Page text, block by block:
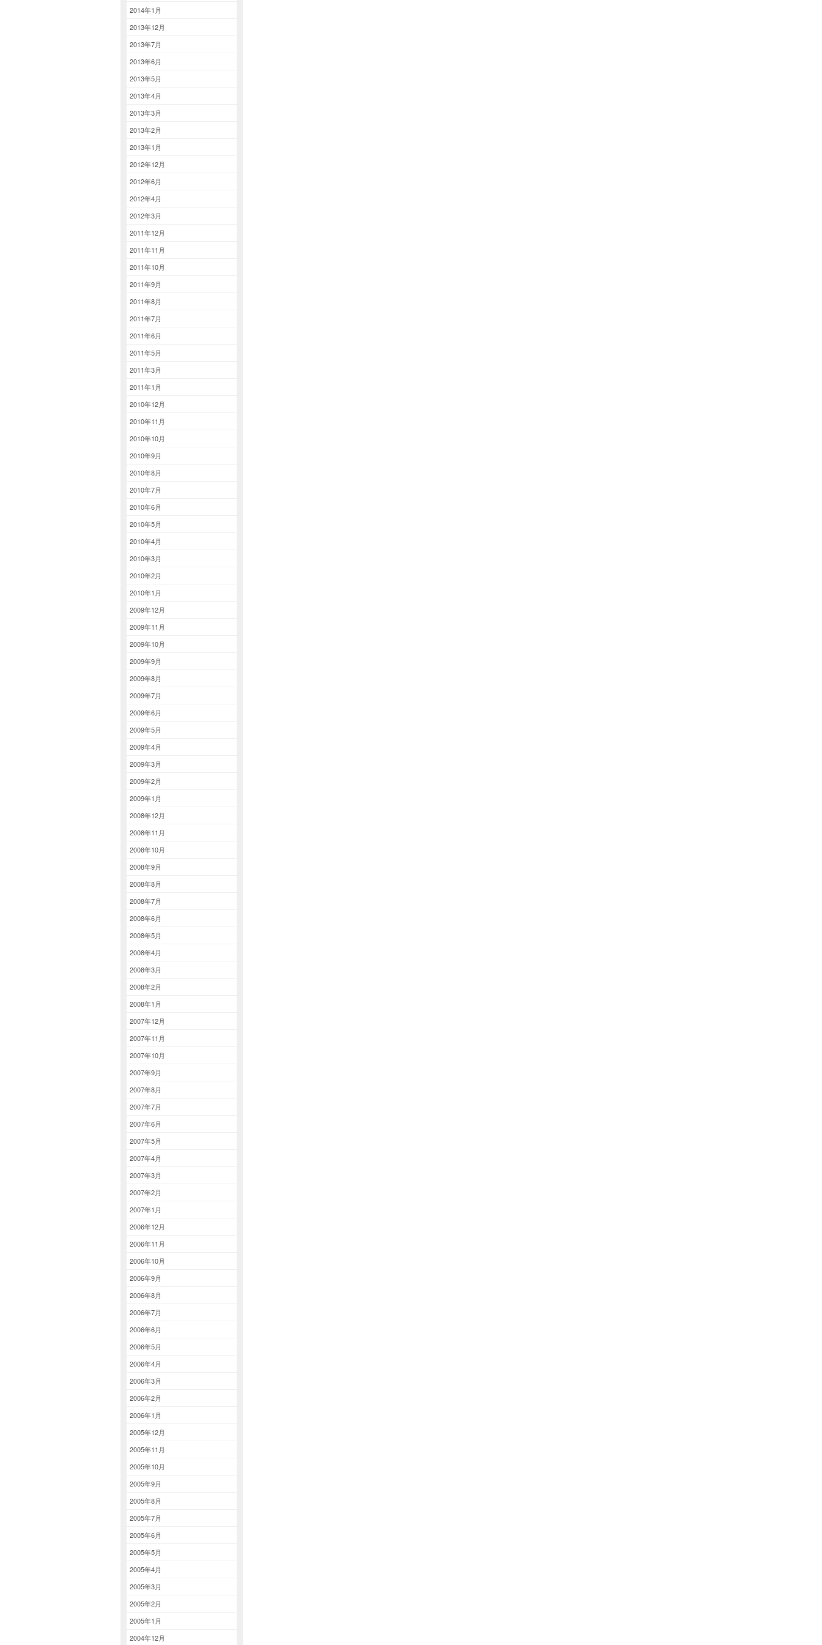
2014年1月
2013年12月
2013年7月
2013年6月
2013年5月
2013年4月
2013年3月
2013年2月
2013年1月
2012年12月
2012年6月
2012年4月
2012年3月
2011年12月
2011年11月
2011年10月
2011年9月
2011年8月
2011年7月
2011年6月
2011年5月
2011年3月
2011年1月
2010年12月
2010年11月
2010年10月
2010年9月
2010年8月
2010年7月
2010年6月
2010年5月
2010年4月
2010年3月
2010年2月
2010年1月
2009年12月
2009年11月
2009年10月
2009年9月
2009年8月
2009年7月
2009年6月
2009年5月
2009年4月
2009年3月
2009年2月
2009年1月
2008年12月
2008年11月
2008年10月
2008年9月
2008年8月
2008年7月
2008年6月
2008年5月
2008年4月
2008年3月
2008年2月
2008年1月
2007年12月
2007年11月
2007年10月
2007年9月
2007年8月
2007年7月
2007年6月
2007年5月
2007年4月
2007年3月
2007年2月
2007年1月
2006年12月
2006年11月
2006年10月
2006年9月
2006年8月
2006年7月
2006年6月
2006年5月
2006年4月
2006年3月
2006年2月
2006年1月
2005年12月
2005年11月
2005年10月
2005年9月
2005年8月
2005年7月
2005年6月
2005年5月
2005年4月
2005年3月
2005年2月
2005年1月
2004年12月